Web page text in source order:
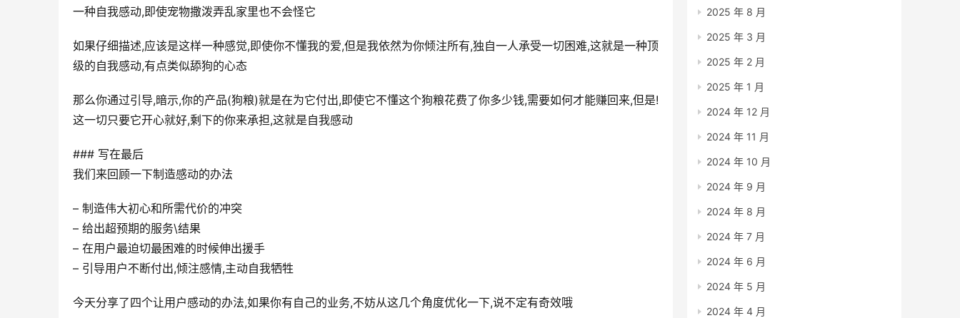
一种自我感动,即使宠物撒泼弄乱家里也不会怪它
如果仔细描述,应该是这样一种感觉,即使你不懂我的爱,但是我依然为你倾注所有,独自一人承受一切困难,这就是一种顶
级的自我感动,有点类似舔狗的心态
那么你通过引导,暗示,你的产品(狗粮)就是在为它付出,即使它不懂这个狗粮花费了你多少钱,需要如何才能赚回来,但是!
这一切只要它开心就好,剩下的你来承担,这就是自我感动
### 写在最后
我们来回顾一下制造感动的办法
– 制造伟大初心和所需代价的冲突
– 给出超预期的服务\结果
– 在用户最迫切最困难的时候伸出援手
– 引导用户不断付出,倾注感情,主动自我牺牲
今天分享了四个让用户感动的办法,如果你有自己的业务,不妨从这几个角度优化一下,说不定有奇效哦
2025 年 8 月
2025 年 3 月
2025 年 2 月
2025 年 1 月
2024 年 12 月
2024 年 11 月
2024 年 10 月
2024 年 9 月
2024 年 8 月
2024 年 7 月
2024 年 6 月
2024 年 5 月
2024 年 4 月